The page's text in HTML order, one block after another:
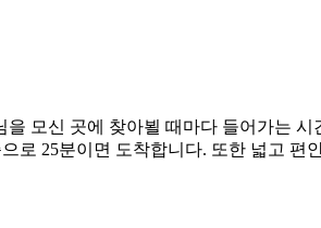
모신 곳에 찾아뵐 때마다 들어가는
로 25분이면 도착합니다. 또한 넓고 편